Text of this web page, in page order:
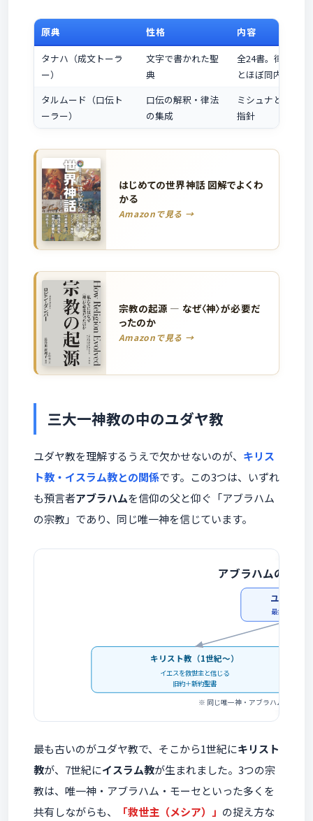
原典 性格
内容
タナハ（成文トーラ
ー）
文字で書かれた聖
典
全24書。律法・
とほぼ同内容
タルムード（口伝ト
ーラー）
口伝の解釈・律法
の集成
ミシュナとゲマ
指針
はじめての世界神話 図解でよくわ
かる
Amazonで見る →
宗教の起源 ― なぜ〈神〉が必要だ
ったのか
Amazonで見る →
三大一神教の中のユダヤ教
ユダヤ教を理解するうえで欠かせないのが、 キリス
ト教・イスラム教との関係です。この3つは、いずれ
も預言者アブラハムを信仰の父と仰ぐ「アブラハム
の宗教」であり、同じ唯一神を信じています。
アブラハムの三
ユダヤ教
最古の一神教
キリスト教（1世紀〜）
イエスを救世主と信じる
旧約＋新約聖書
※ 同じ唯一神・アブラハム・モー
最も古いのがユダヤ教で、そこから1世紀にキリスト
教が、7世紀にイスラム教が生まれました。3つの宗
教は、唯一神・アブラハム・モーセといった多くを
共有しながらも、
「救世主（メシア）」 の捉え方な